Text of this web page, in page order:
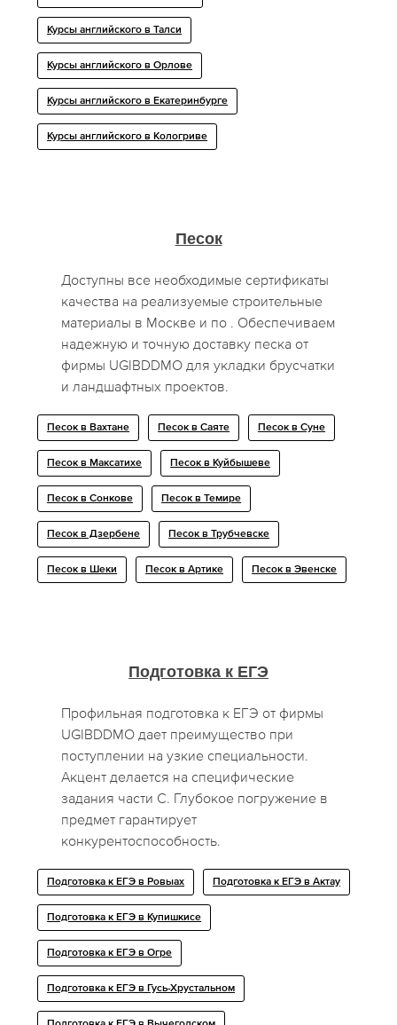
Курсы английского в Талси
Курсы английского в Орлове
Курсы английского в Екатеринбурге
Курсы английского в Кологриве
Песок
Доступны все необходимые сертификаты
качества на реализуемые строительные
материалы в Москве и по . Обеспечиваем
надежную и точную доставку песка от
фирмы UGIBDDMO для укладки брусчатки
и ландшафтных проектов.
Песок в Вахтане Песок в Саяте Песок в Суне
Песок в Максатихе Песок в Куйбышеве
Песок в Сонкове Песок в Темире
Песок в Дзербене Песок в Трубчевске
Песок в Шеки Песок в Артике Песок в Эвенске
Подготовка к ЕГЭ
Профильная подготовка к ЕГЭ от фирмы
UGIBDDMO дает преимущество при
поступлении на узкие специальности.
Акцент делается на специфические
задания части С. Глубокое погружение в
предмет гарантирует
конкурентоспособность.
Подготовка к ЕГЭ в Ровыах Подготовка к ЕГЭ в Актау
Подготовка к ЕГЭ в Купишкисе
Подготовка к ЕГЭ в Огре
Подготовка к ЕГЭ в Гусь-Хрустальном